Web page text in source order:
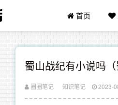
首页
蜀山战纪有小说吗（
圈圈笔记 知识笔记 2023-